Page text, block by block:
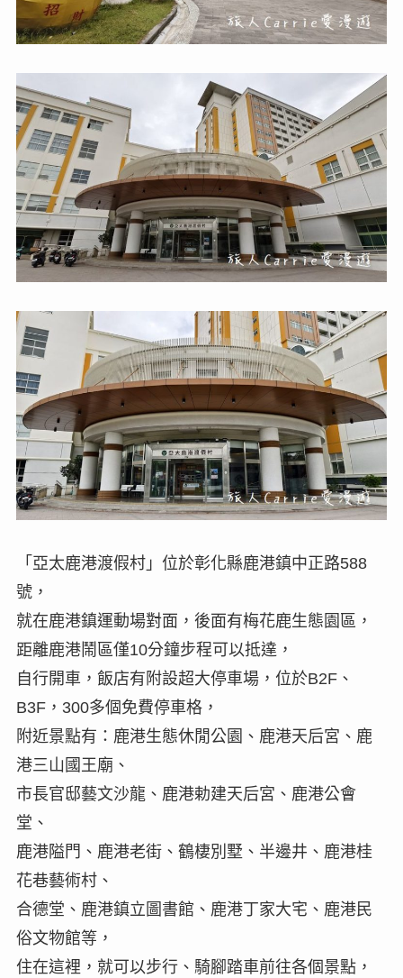
「亞太鹿港渡假村」位於彰化縣鹿港鎮中正路588
號，
就在鹿港鎮運動場對面，後面有梅花鹿生態園區，
距離鹿港鬧區僅10分鐘步程可以抵達，
自行開車，飯店有附設超大停車場，位於B2F、
B3F，300多個免費停車格，
附近景點有：鹿港生態休閒公園、鹿港天后宮、鹿
港三山國王廟、
市長官邸藝文沙龍、鹿港勅建天后宮、鹿港公會
堂、
鹿港隘門、鹿港老街、鶴棲別墅、半邊井、鹿港桂
花巷藝術村、
合德堂、鹿港鎮立圖書館、鹿港丁家大宅、鹿港民
俗文物館等，
住在這裡，就可以步行、騎腳踏車前往各個景點，